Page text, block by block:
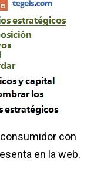
con
en la web.